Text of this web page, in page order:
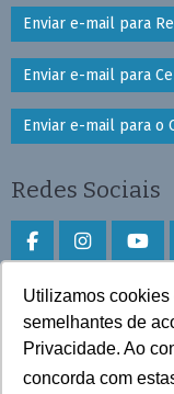
Utilizamos
semelhantes de
Privacidade. Ao
concorda com
Enviar e-mail para
Enviar e-mail para
Enviar e-mail para o
Redes Sociais
Faça download
Play Store e App